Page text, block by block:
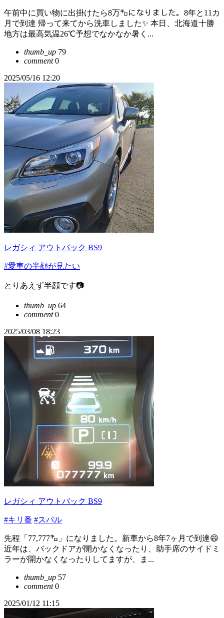
午前中に買い物に出掛けたら8万㌔になりました。8年と11カ
月で到達 帰って来てから洗車しました✨️ 本日、北海道十勝
地方は最高気温26℃予想でなかなか暑く...
thumb_up 79
comment0
2025/05/16 12:20
レガシィ アウトバック BS9
#愛車の半顔が見たい
とりあえず半顔です📷️
thumb_up 64
comment0
2025/03/08 18:23
レガシィ アウトバック BS9
#キリ番 #スバル
先程「77,777㌔」になりました。新車から8年7ヶ月で到達😄
近年は、バックドアが開かなくなったり、助手席のサイドミ
ラーが開かなくなったりしてますが、ま...
thumb_up 57
comment0
2025/01/12 11:15